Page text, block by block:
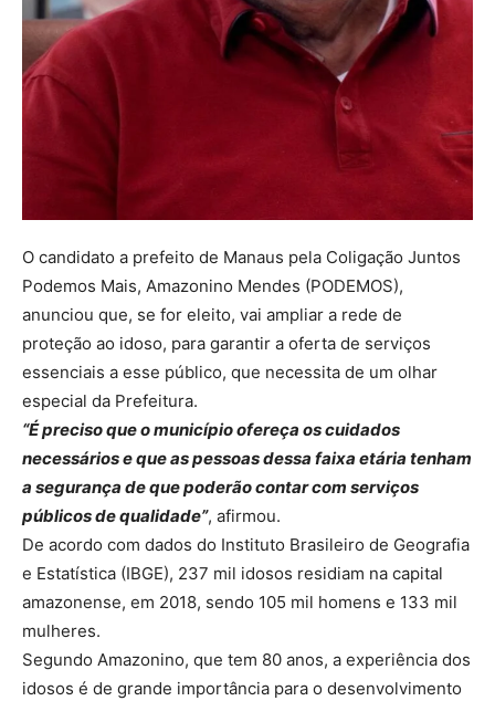
O candidato a prefeito de Manaus pela Coligação Juntos
Podemos Mais, Amazonino Mendes (PODEMOS),
anunciou que, se for eleito, vai ampliar a rede de
proteção ao idoso, para garantir a oferta de serviços
essenciais a esse público, que necessita de um olhar
especial da Prefeitura.
“É preciso que o município ofereça os cuidados
necessários e que as pessoas dessa faixa etária tenham
a segurança de que poderão contar com serviços
públicos de qualidade”, afirmou.
De acordo com dados do Instituto Brasileiro de Geografia
e Estatística (IBGE), 237 mil idosos residiam na capital
amazonense, em 2018, sendo 105 mil homens e 133 mil
mulheres.
Segundo Amazonino, que tem 80 anos, a experiência dos
idosos é de grande importância para o desenvolvimento